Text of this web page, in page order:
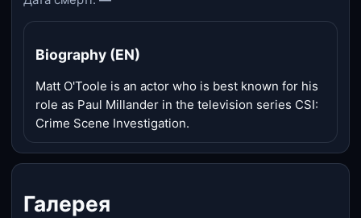
Biography (EN)
Matt O'Toole is an actor who is best known for his
role as Paul Millander in the television series CSI:
Crime Scene Investigation.
Галерея